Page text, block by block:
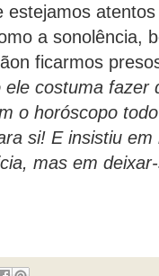
estejamos
a sonolência,
ficarmos
costuma fazer
o horóscopo
si! E insistiu
mas em